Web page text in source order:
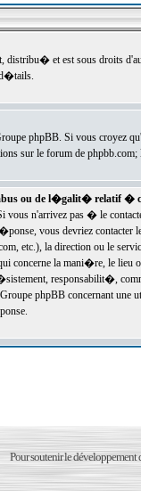
distribu� et est sous droits
phpBB. Si vous croyez
sur le forum de
ou de l�galit� relatif �
vous n'arrivez pas � le
vous devriez
etc.), la direction ou le
concerne la mani�re, le
responsabilit�,
phpBB concernant une
Pour soutenir le développement